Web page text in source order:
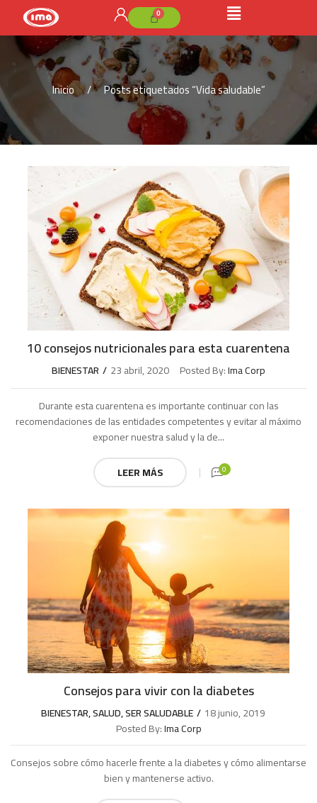
Inicio Posts etiquetados “Vida saludable”
10 consejos nutricionales para esta cuarentena
BIENESTAR 23 abril, 2020 Posted By:Ima Corp
Durante esta cuarentena es importante continuar con las
recomendaciones de las entidades competentes y evitar al máximo
exponer nuestra salud y la de...
LEER MÁS
0
Consejos para vivir con la diabetes
BIENESTAR,SALUD,SER SALUDABLE
18 junio, 2019
Posted By:Ima Corp
Consejos sobre cómo hacerle frente a la diabetes y cómo alimentarse
bien y mantenerse activo.